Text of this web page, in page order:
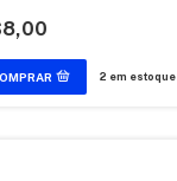
2 em estoque